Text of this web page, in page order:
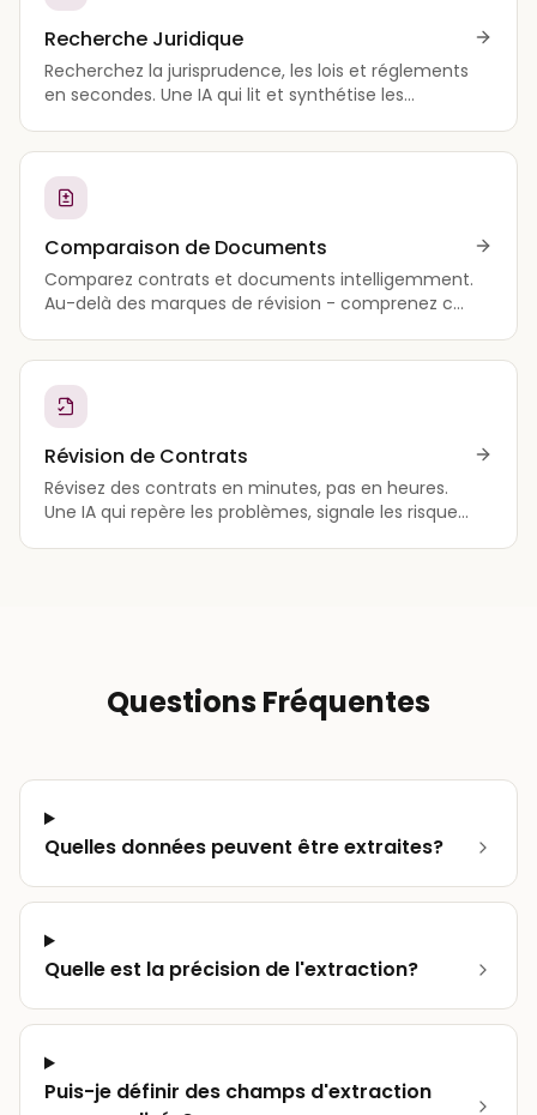
Recherche Juridique
Recherchez la jurisprudence, les lois et réglements
en secondes. Une IA qui lit et synthétise les
Comparaison de Documents
Comparez contrats et documents intelligemment.
Au-delà des marques de révision - comprenez ce
Révision de Contrats
Révisez des contrats en minutes, pas en heures.
Une IA qui repère les problèmes, signale les risques
Questions Fréquentes
Quelles données peuvent être extraites?
Quelle est la précision de l'extraction?
Puis-je définir des champs d'extraction